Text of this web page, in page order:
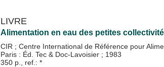
LIVRE
Alimentation en eau des petites
CIR ; Centre International de Référence pour
Paris : Éd. Tec & Doc-Lavoisier ; 1983
350 p., ref.: *